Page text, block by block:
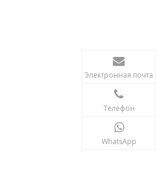
Электронная почта
Телефон
WhatsApp